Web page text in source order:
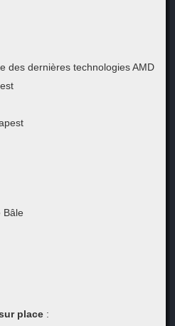
des dernières technologies AMD
Bâle
place :